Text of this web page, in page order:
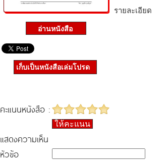
รายละเอียด
เก็บเป็นหนังสือเล่มโปรด
คะแนนหนังสือ :
ให้คะแนน
แสดงความเห็น
หัวข้อ